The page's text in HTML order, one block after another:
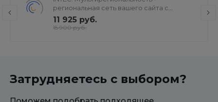
региональная сеть вашего сайта с
продвижением в поисковиках
11 925 руб.
15 900 руб.
Затрудняетесь с выбором?